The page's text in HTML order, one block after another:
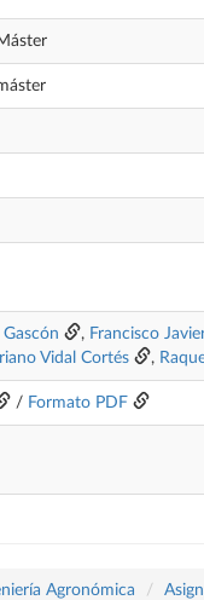
, Francisco
Vidal Cortés ,
/ Formato PDF
Agronómica